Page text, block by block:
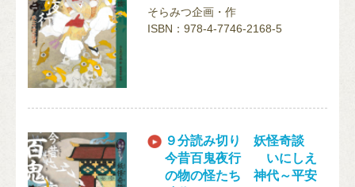
そらみつ企画・作
ISBN：978-4-7746-2168-5
９分読み切り 妖怪奇談
今昔百鬼夜行 いにしえ
の物の怪たち 神代～平安